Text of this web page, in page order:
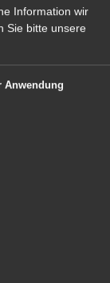
finden
-
/
Information wir
Sie bitte unsere
Anwendung